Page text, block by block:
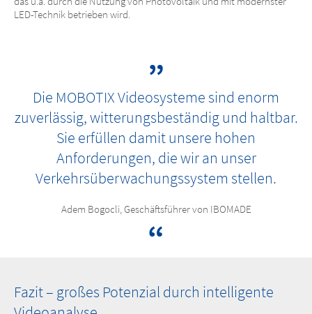
LED-Technik betrieben wird.
Die MOBOTIX Videosysteme sind enorm
zuverlässig, witterungsbeständig und haltbar.
Sie erfüllen damit unsere hohen
Anforderungen, die wir an unser
Verkehrsüberwachungssystem stellen.
Adem Bogocli, Geschäftsführer von IBOMADE
Fazit – großes Potenzial durch intelligente